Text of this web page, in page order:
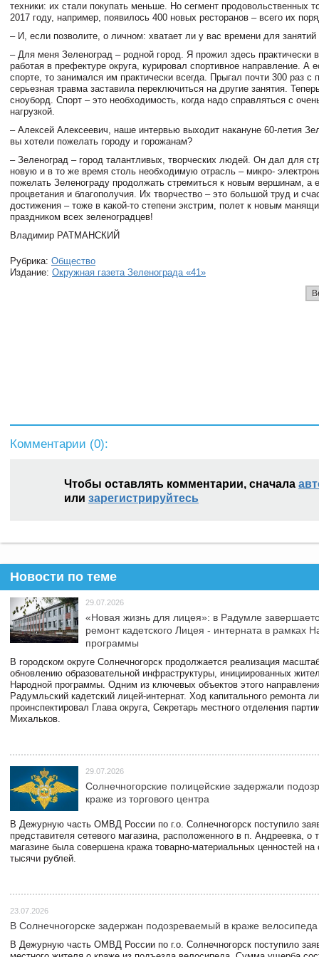
техники: их стали покупать меньше. Но сегмент продовольственных
2017 году, например, появилось 400 новых ресторанов – всего их
– И, если позволите, о личном: хватает ли у вас времени для занятий
– Для меня Зеленоград – родной город. Я прожил здесь практически
работая в префектуре округа, курировал спортивное направление. А
спорте, то занимался им практически всегда. Прыгал почти 300 раз
серьезная травма заставила переключиться на другие занятия.
сноуборд. Спорт – это необходимость, когда надо справляться с
нагрузкой.
– Алексей Алексеевич, наше интервью выходит накануне 60-летия
вы хотели пожелать городу и горожанам?
– Зеленоград – город талантливых, творческих людей. Он дал для
новую и в то же время столь необходимую отрасль – микро-
пожелать Зеленограду продолжать стремиться к новым вершинам, а
процветания и благополучия. Их творчество – это большой труд и
достижения – тоже в какой-то степени экстрим, полет к новым
праздником всех зеленоградцев!
Владимир РАТМАНСКИЙ
Рубрика: Общество
Издание: Окружная газета Зеленограда «41»
Комментарии (0):
Чтобы оставлять комментарии, сначала
или зарегистрируйтесь
Новости по теме
29.07.2026
«Новая жизнь для лицея»: в Радумле
ремонт кадетского Лицея - интерната в рамках
программы
В городском округе Солнечногорск продолжается реализация
обновлению образовательной инфраструктуры, инициированных
Народной программы. Одним из ключевых объектов этого
Радумльский кадетский лицей-интернат. Ход капитального ремонта
проинспектировал Глава округа, Секретарь местного отделения
Михальков.
29.07.2026
Солнечногорские полицейские задержали
краже из торгового центра
В Дежурную часть ОМВД России по г.о. Солнечногорск поступило
представителя сетевого магазина, расположенного в п. Андреевка, о
магазине была совершена кража товарно-материальных ценностей
тысячи рублей.
23.07.2026
В Солнечногорске задержан подозреваемый в краже велосипеда
В Дежурную часть ОМВД России по г.о. Солнечногорск поступило